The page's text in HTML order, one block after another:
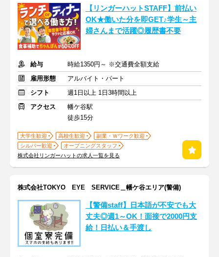
【リンガーハットSTAFF】前払い
OK★働いた分を即GET♪学生～主
婦さんまで活躍◎履歴書不要
給与
時給1350円～ ※交通費全額支給
雇用形態
アルバイト・パート
シフト
週1日以上 1日3時間以上
アクセス
幡ケ谷駅
徒歩15分
大学生歓迎 高校生歓迎
副業・Ｗワーク歓迎
シルバー歓迎
オープニングスタッフ
株式会社リンガーハットの求人一覧を見る
株式会社TOKYO EYE SERVICE＿幡ケ谷エリア(警備)
【警備staff】日本語が不安でも大
丈夫◎週1～OK！面接で2000円支
給！日払い＆手渡し